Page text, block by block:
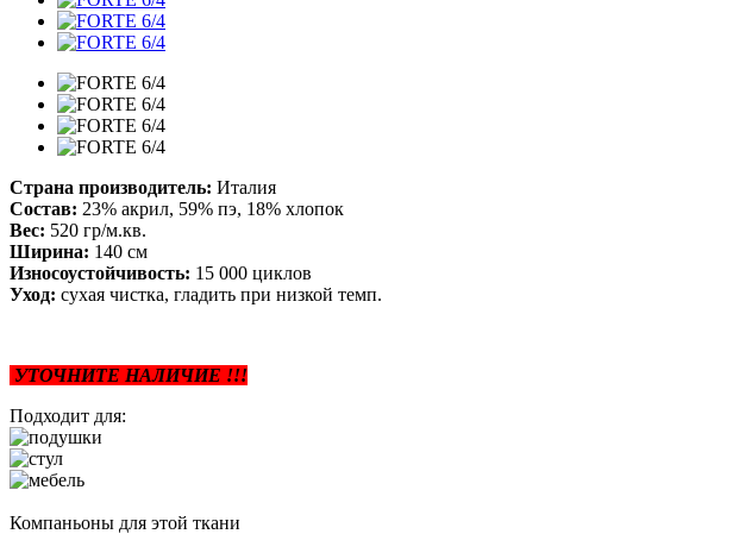
Страна производитель: Италия
Состав: 23% акрил, 59% пэ, 18% хлопок
Вес: 520 гр/м.кв.
Ширина: 140 см
Износоустойчивость: 15 000 циклов
Уход: сухая чистка, гладить при низкой темп.
УТОЧНИТЕ НАЛИЧИЕ !!!
Подходит для:
Компаньоны для этой ткани